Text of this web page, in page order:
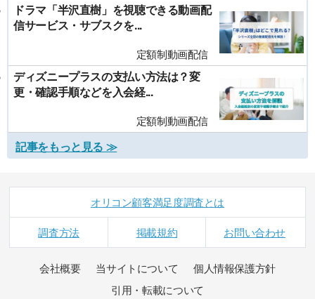
ドラマ「半沢直樹」を視聴できる動画配
信サービス・サブスクを...
定額制動画配信
ディズニープラスの支払い方法は？変
更・確認手順などを入会経...
定額制動画配信
記事をもっと見る ≫
オリコン顧客満足度調査とは
調査方法 掲載規約 お問い合わせ
会社概要 当サイトについて
個人情報保護方針
引用・転載について